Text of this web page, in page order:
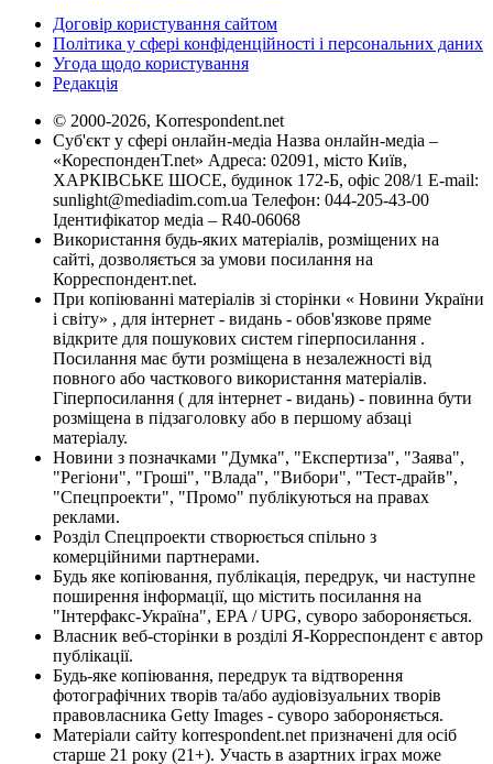
Договір користування сайтом
Політика у сфері конфіденційності і персональних даних
Угода щодо користування
Редакція
© 2000-2026, Korrespondent.net
Суб'єкт у сфері онлайн-медіа Назва онлайн-медіа –
«КореспонденТ.net» Адреса: 02091, місто Київ,
ХАРКІВСЬКЕ ШОСЕ, будинок 172-Б, офіс 208/1 E-mail:
sunlight@mediadim.com.ua Телефон: 044-205-43-00
Ідентифікатор медіа – R40-06068
Використання будь-яких матеріалів, розміщених на
сайті, дозволяється за умови посилання на
Корреспондент.net.
При копіюванні матеріалів зі сторінки « Новини України
і світу» , для інтернет - видань - обов'язкове пряме
відкрите для пошукових систем гіперпосилання .
Посилання має бути розміщена в незалежності від
повного або часткового використання матеріалів.
Гіперпосилання ( для інтернет - видань) - повинна бути
розміщена в підзаголовку або в першому абзаці
матеріалу.
Новини з позначками "Думка", "Експертиза", "Заява",
"Регіони", "Гроші", "Влада", "Вибори", "Тест-драйв",
"Спецпроекти", "Промо" публікуються на правах
реклами.
Розділ Спецпроекти створюється спільно з
комерційними партнерами.
Будь яке копіювання, публікація, передрук, чи наступне
поширення інформації, що містить посилання на
"Інтерфакс-Україна", EPA / UPG, суворо забороняється.
Власник веб-сторінки в розділі Я-Корреспондент є автор
публікації.
Будь-яке копіювання, передрук та відтворення
фотографічних творів та/або аудіовізуальних творів
правовласника Getty Images - суворо забороняється.
Матеріали сайту korrespondent.net призначені для осіб
старше 21 року (21+). Участь в азартних іграх може